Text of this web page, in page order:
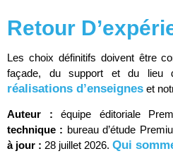
Retour
Les choix définitifs doivent être
façade, du support et du lieu
réalisations d’enseignes et
Auteur : équipe éditoriale
technique : bureau d’étude
à jour : 28 juillet 2026. Qui